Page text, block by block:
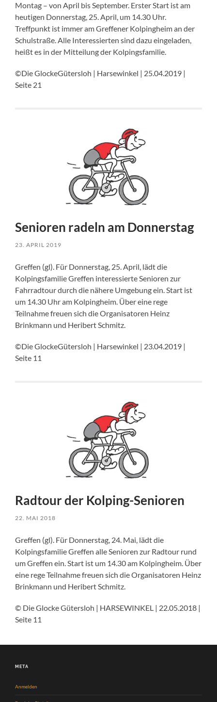
Montag – von April bis September. Erster Start ist am
heutigen Donnerstag, 25. April, um 14.30 Uhr.
Treffpunkt ist immer am Greffener Kolpingheim an der
Schulstraße. Alle Interessierten sind dazu eingeladen,
heißt es in der Mitteilung der Kolpingsfamilie.
©Die GlockeGütersloh | Harsewinkel | 25.04.2019 |
Seite 21
Senioren radeln am Donnerstag
23. APRIL 2019
Greffen (gl). Für Donnerstag, 25. April, lädt die
Kolpingsfamilie Greffen interessierte Senioren zur
Fahrradtour durch die nähere Umgebung ein. Start ist
um 14.30 Uhr am Kolpingheim. Über eine rege
Teilnahme freuen sich die Organisatoren Heinz
Brinkmann und Heribert Schmitz.
©Die GlockeGütersloh | Harsewinkel | 23.04.2019 |
Seite 11
Radtour der Kolping-Senioren
22. MAI 2018
Greffen (gl). Für Donnerstag, 24. Mai, lädt die
Kolpingsfamilie Greffen alle Senioren zur Radtour rund
um Greffen ein. Start ist um 14.30 am Kolpingheim. Über
eine rege Teilnahme freuen sich die Organisatoren Heinz
Brinkmann und Heribert Schmitz.
© Die Glocke Gütersloh | HARSEWINKEL | 22.05.2018 |
Seite 11
META
Anmelden